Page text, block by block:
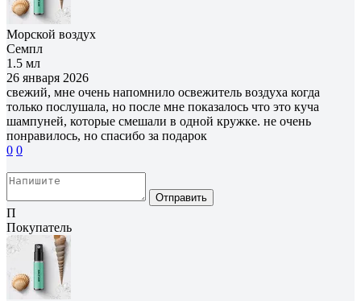
Морской воздух
Семпл
1.5 мл
26 января 2026
свежий, мне очень напомнило освежитель воздуха когда
только послушала, но после мне показалось что это куча
шампуней, которые смешали в одной кружке. не очень
понравилось, но спасибо за подарок
0 0
Отправить
П
Покупатель